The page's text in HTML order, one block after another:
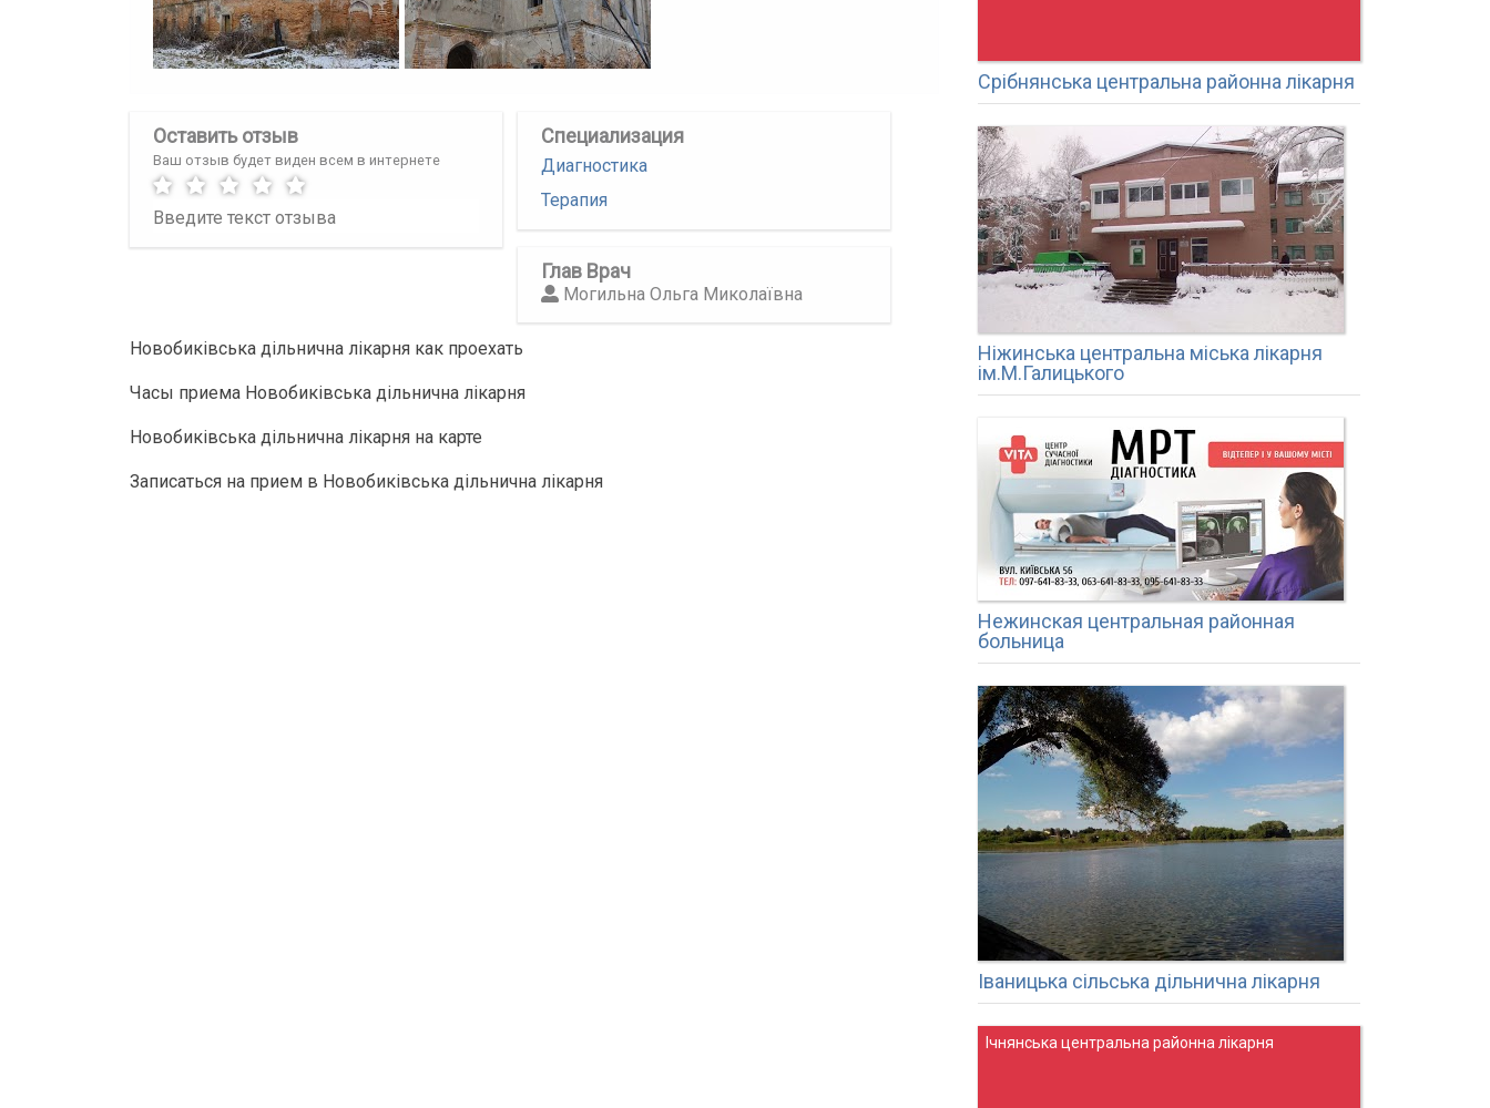
Оставить отзыв
Ваш отзыв будет виден всем в интернете
Специализация
Диагностика
Терапия
Глав Врач
Могильна Ольга Миколаївна
Новобиківська дільнична лікарня как проехать
Часы приема Новобиківська дільнична лікарня
Новобиківська дільнична лікарня на карте
Записаться на прием в Новобиківська дільнична лікарня
Срібнянська центральна районна лікарня
Ніжинська центральна міська лікарня
ім.М.Галицького
Нежинская центральная районная
больница
Іваницька сільська дільнична лікарня
Ічнянська центральна районна лікарня